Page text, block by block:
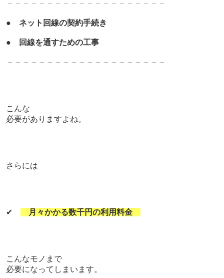
－－－－－－－－－－－－－－－－－－－－
● ネット回線の契約手続き
● 回線を通すための工事
－－－－－－－－－－－－－－－－－－－－
こんな
必要がありますよね。
さらには
✔ 月々かかる数千円の利用料金
こんなモノまで
必要になってしまいます。